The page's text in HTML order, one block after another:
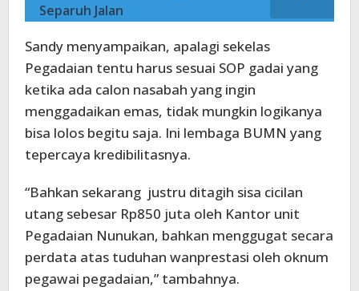
Separuh Jalan
Sandy menyampaikan, apalagi sekelas
Pegadaian tentu harus sesuai SOP gadai yang
ketika ada calon nasabah yang ingin
menggadaikan emas, tidak mungkin logikanya
bisa lolos begitu saja. Ini lembaga BUMN yang
tepercaya kredibilitasnya.
“Bahkan sekarang justru ditagih sisa cicilan
utang sebesar Rp850 juta oleh Kantor unit
Pegadaian Nunukan, bahkan menggugat secara
perdata atas tuduhan wanprestasi oleh oknum
pegawai pegadaian,” tambahnya.